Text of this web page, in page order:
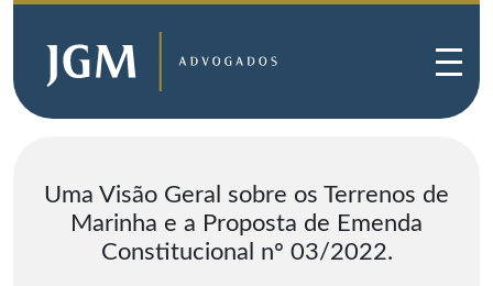
Uma Visão Geral sobre os Terrenos de
Marinha e a Proposta de Emenda
Constitucional nº 03/2022.